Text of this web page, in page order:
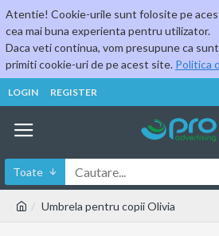
Atentie! Cookie-urile sunt folosite pe
cea mai buna experienta pentru utilizator.
Daca veti continua, vom presupune ca
primiti cookie-uri de pe acest site. Politica
LOGIN REGISTER
Toate
Umbrela pentru copii Olivia